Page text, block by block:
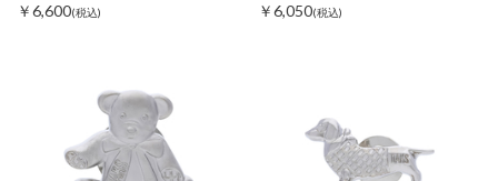
￥6,600(税込) ￥6,050(税込)